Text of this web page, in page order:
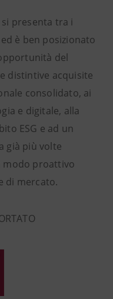
presenta tra i
è ben posizionato
del
distintive acquisite
consolidato, ai
e digitale, alla
ESG e ad un
già più volte
modo proattivo
di mercato.